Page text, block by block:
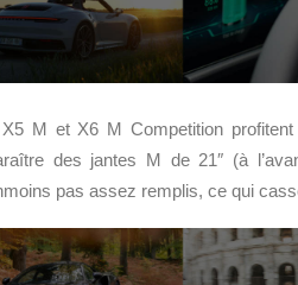
M et X6 M Competition
des jantes M de 21″ (à
pas assez remplis, ce qui